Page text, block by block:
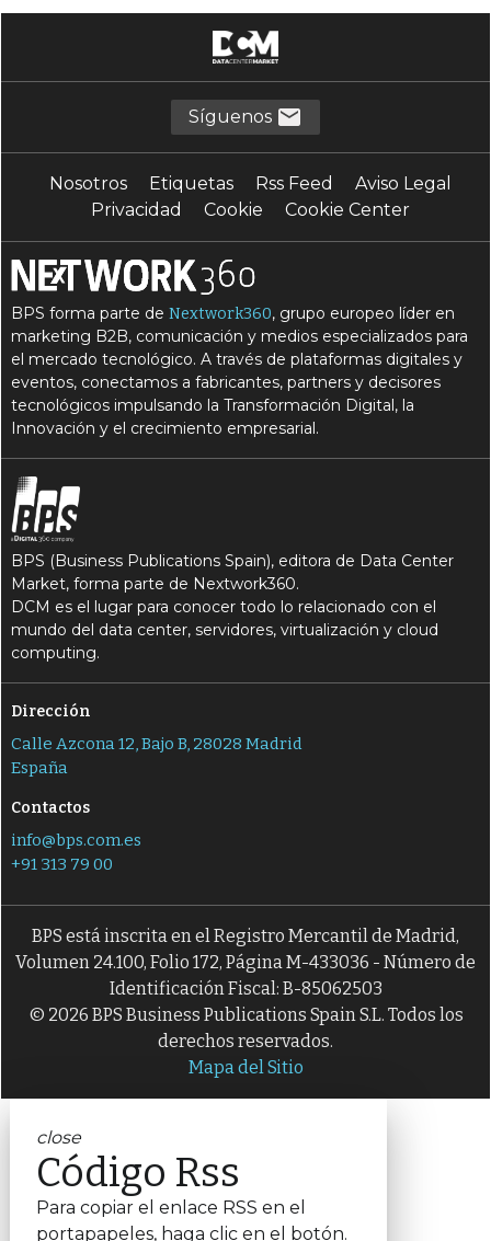
C ciberseguridad C cloud
C
D data center seguro
Síguenos
Nosotros Etiquetas Rss Feed
Aviso Legal
Privacidad
Cookie Cookie Center
BPS forma parte deNextwork360, grupo europeo líder en
marketing B2B, comunicación y medios especializados para
el mercado tecnológico. A través de plataformas digitales y
eventos, conectamos a fabricantes, partners y decisores
tecnológicos impulsando la Transformación Digital, la
Innovación y el crecimiento empresarial.
BPS (Business Publications Spain), editora de Data Center
Market, forma parte de Nextwork360.
DCM es el lugar para conocer todo lo relacionado con el
mundo del data center, servidores, virtualización y cloud
computing.
Dirección
Calle Azcona 12, Bajo B, 28028 Madrid
España
Contactos
info@bps.com.es
+91 313 79 00
BPS está inscrita en el Registro Mercantil de Madrid,
Volumen 24.100, Folio 172, Página M-433036 - Número de
Identificación Fiscal: B-85062503
© 2026 BPS Business Publications Spain S.L. Todos los
derechos reservados.
Mapa del Sitio
close
Código Rss
Para copiar el enlace RSS en el
portapapeles, haga clic en el botón.